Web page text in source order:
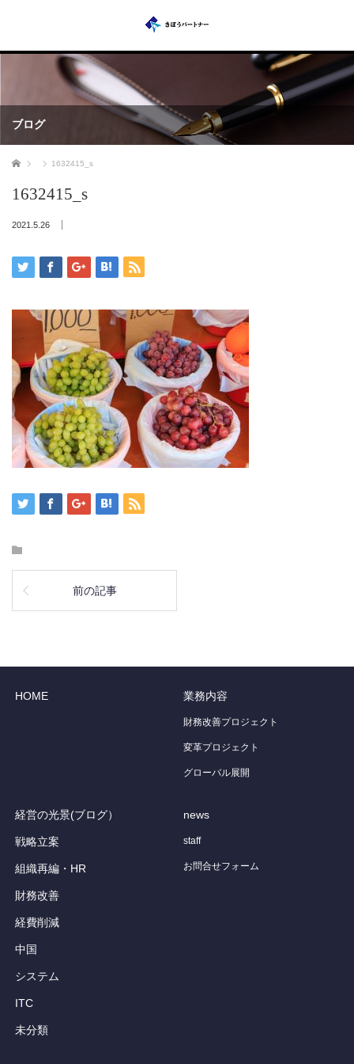
ブログ
ホーム 1632415_s
1632415_s
2021.5.26
前の記事
HOME 業務内容
財務改善プロジェクト
変革プロジェクト
グローバル展開
経営の光景(ブログ）
戦略立案
組織再編・HR
財務改善
経費削減
中国
システム
ITC
未分類
news
staff
お問合せフォーム